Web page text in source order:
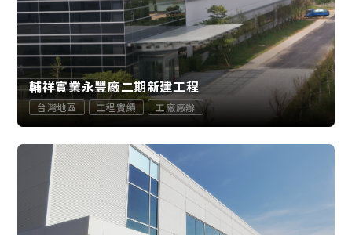
輔祥實業永豐廠二期新建工程
台灣地區 工程實績 工廠廠辦